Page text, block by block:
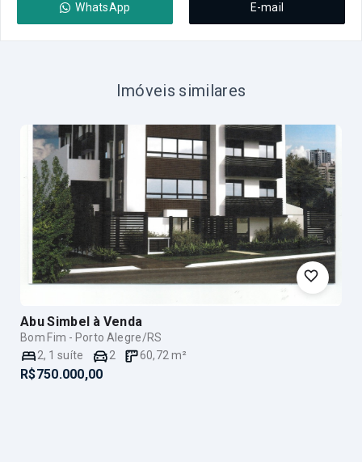
WhatsApp E-mail
Imóveis similares
Abu Simbel à Venda
Bom Fim - Porto Alegre/RS
2, 1 suíte 2 60,72 m²
R$750.000,00